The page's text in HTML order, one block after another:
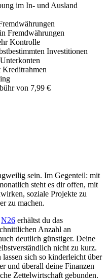
im In- und Ausland
Fremdwährungen
Kontrolle
Investitionen
von 7,99 €
sein. Im Gegenteil: mit
steht es dir offen, mit
soziale Projekte zu
zu machen.
N26 erhältst du das
Anzahl an
deutlich günstiger. Deine
nicht zu kurz.
sich so kinderleicht über
und überall deine Finanzen
Zettelwirtschaft gebunden.